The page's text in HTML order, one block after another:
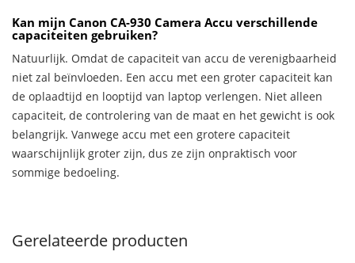
Kan mijn Canon CA-930 Camera Accu verschillende
capaciteiten gebruiken?
Natuurlijk. Omdat de capaciteit van accu de verenigbaarheid
niet zal beïnvloeden. Een accu met een groter capaciteit kan
de oplaadtijd en looptijd van laptop verlengen. Niet alleen
capaciteit, de controlering van de maat en het gewicht is ook
belangrijk. Vanwege accu met een grotere capaciteit
waarschijnlijk groter zijn, dus ze zijn onpraktisch voor
sommige bedoeling.
Gerelateerde producten